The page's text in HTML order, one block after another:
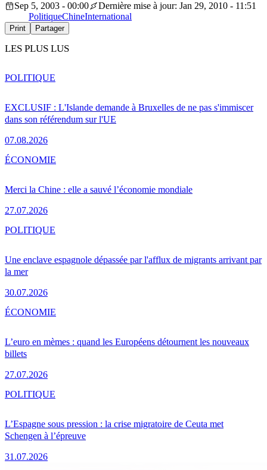
Sep 5, 2003 - 00:00
Dernière mise à jour: Jan 29, 2010 - 11:51
PolitiqueChineInternational
Print Partager
LES PLUS LUS
EXCLUSIF : L'Islande demande à Bruxelles de ne pas s'immiscer
dans son référendum sur l'UE
07.08.2026
POLITIQUE
Merci la Chine : elle a sauvé l’économie mondiale
27.07.2026
ÉCONOMIE
Une enclave espagnole dépassée par l'afflux de migrants arrivant par
la mer
30.07.2026
POLITIQUE
L’euro en mèmes : quand les Européens détournent les nouveaux
billets
27.07.2026
ÉCONOMIE
L’Espagne sous pression : la crise migratoire de Ceuta met
Schengen à l’épreuve
31.07.2026
POLITIQUE